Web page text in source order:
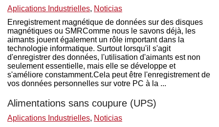
Aplications Industrielles, Noticias
Enregistrement magnétique de données sur des disques
magnétiques ou SMRComme nous le savons déjà, les
aimants jouent également un rôle important dans la
technologie informatique. Surtout lorsqu'il s'agit
d'enregistrer des données, l'utilisation d'aimants est non
seulement essentielle, mais elle se développe et
s'améliore constamment.Cela peut être l'enregistrement de
vos données personnelles sur votre PC à la ...
Alimentations sans coupure (UPS)
Aplications Industrielles, Noticias